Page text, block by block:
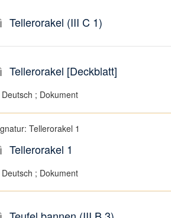
Tellerorakel (III C 1)
Tellerorakel [Deckblatt]
Deutsch ; Dokument
Tellerorakel 1
Tellerorakel 1
Deutsch ; Dokument